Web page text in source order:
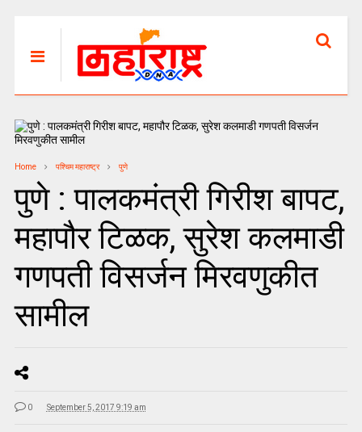
Home पश्चिम महाराष्ट्र पुणे
पुणे : पालकमंत्री गिरीश बापट,
महापौर टिळक, सुरेश कलमाडी
गणपती विसर्जन मिरवणुकीत
सामील
0 September 5, 2017 9:19 am